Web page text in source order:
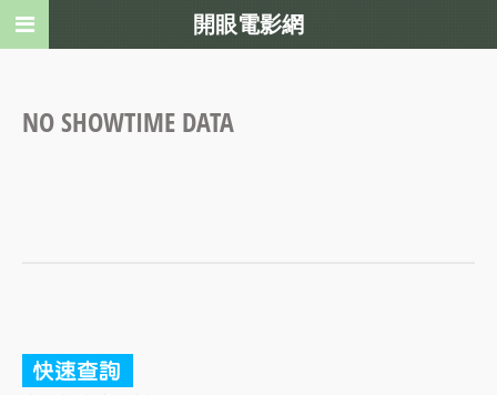
NO SHOWTIME DATA
開眼電影網